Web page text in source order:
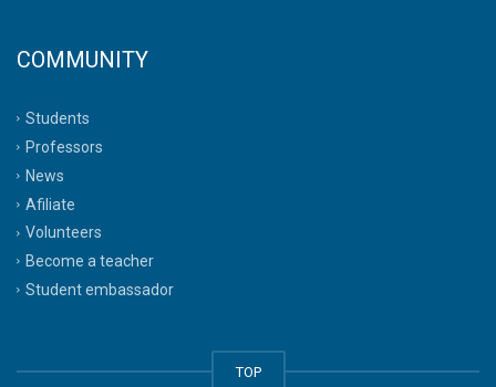
COMMUNITY
Students
Professors
News
Afiliate
Volunteers
Become a teacher
Student embassador
TOP